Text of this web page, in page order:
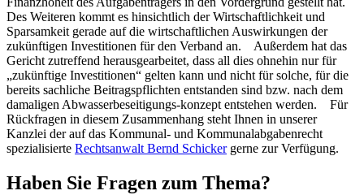
Des Weiteren kommt es hinsichtlich der Wirtschaftlichkeit und
Sparsamkeit gerade auf die wirtschaftlichen Auswirkungen der
zukünftigen Investitionen für den Verband an. Außerdem hat das
Gericht zutreffend herausgearbeitet, dass all dies ohnehin nur für
„zukünftige Investitionen“ gelten kann und nicht für solche, für die
bereits sachliche Beitragspflichten entstanden sind bzw. nach dem
damaligen Abwasserbeseitigungs-konzept entstehen werden. Für
Rückfragen in diesem Zusammenhang steht Ihnen in unserer
Kanzlei der auf das Kommunal- und Kommunalabgabenrecht
spezialisierte Rechtsanwalt Bernd Schickergerne zur Verfügung.
Haben Sie Fragen zum Thema?